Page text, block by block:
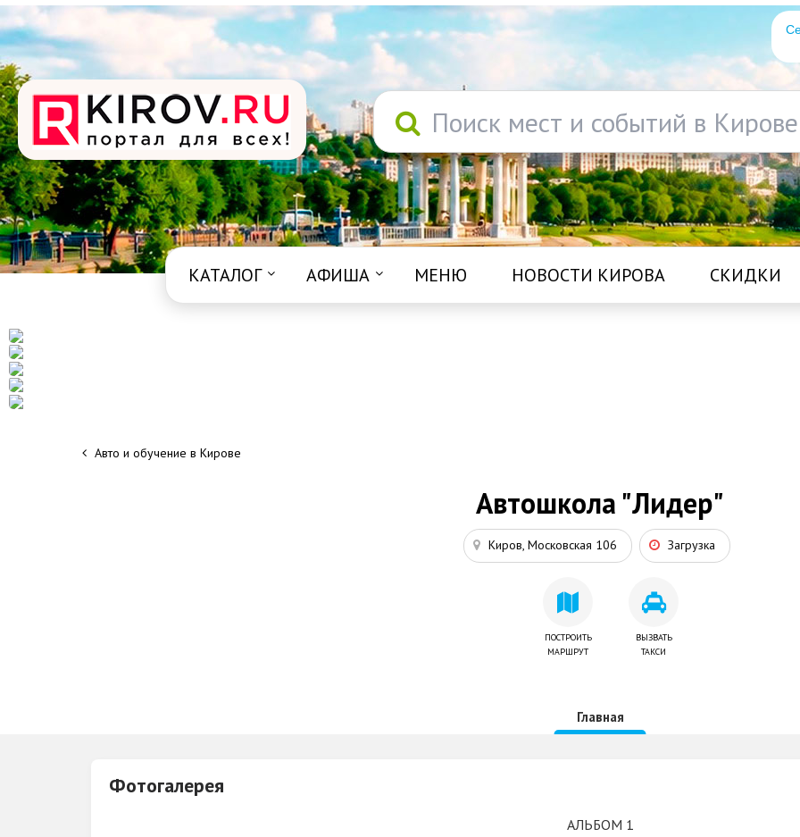
Поиск мест и событий в Кирове
КАТАЛОГ АФИША МЕНЮ НОВОСТИ КИРОВА СКИДКИ
Авто и обучение в Кирове
Автошкола "Лидер"
Киров, Московская 106 Загрузка
ПОСТРОИТЬ
МАРШРУТ
ВЫЗВАТЬ
ТАКСИ
Главная
Фотогалерея
АЛЬБОМ 1